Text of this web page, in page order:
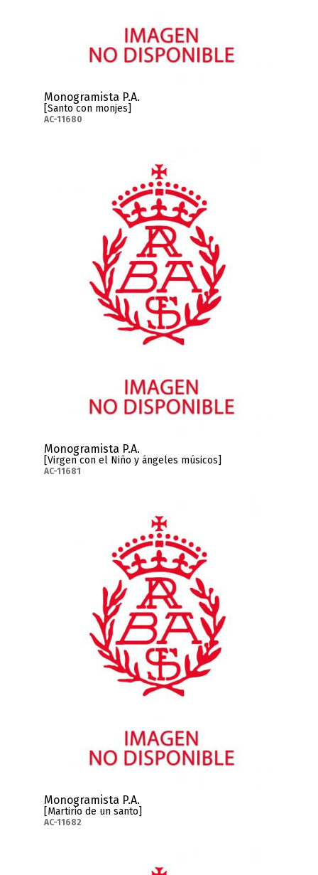
Monogramista P.A.
[Santo con monjes]
AC-11680
Monogramista P.A.
[Virgen con el Niño y ángeles músicos]
AC-11681
Monogramista P.A.
[Martirio de un santo]
AC-11682